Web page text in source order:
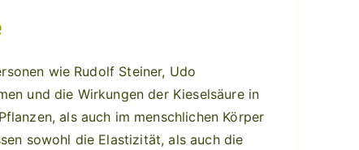
wie Rudolf Steiner, Udo
und die Wirkungen der Kieselsäure in
als auch im menschlichen Körper
sowohl die Elastizität, als auch die